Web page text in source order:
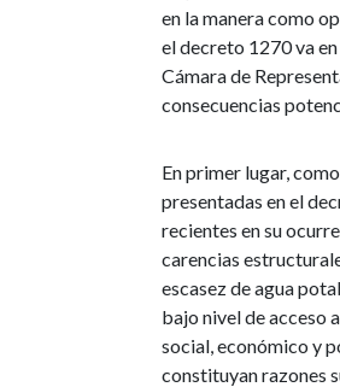
en la manera como
el decreto 1270 va
Cámara de
consecuencias
En primer lugar,
presentadas en el
recientes en su
carencias
escasez de agua
bajo nivel de acceso
social, económico y
constituyan razones